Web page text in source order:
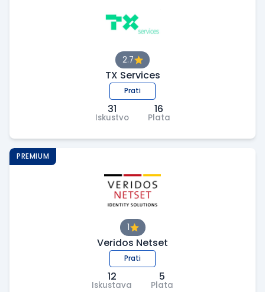
2.7
TX Services
Prati
31
Iskustvo
16
Plata
1
Veridos Netset
Prati
12
Iskustava
5
Plata
PREMIUM